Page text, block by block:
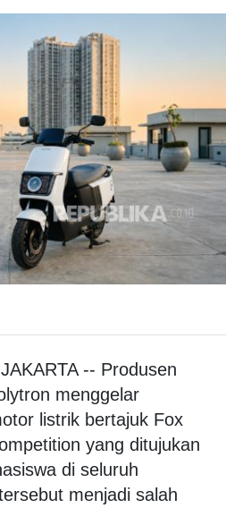
-- Produsen
menggelar
listrik bertajuk Fox
yang ditujukan
di seluruh
menjadi salah